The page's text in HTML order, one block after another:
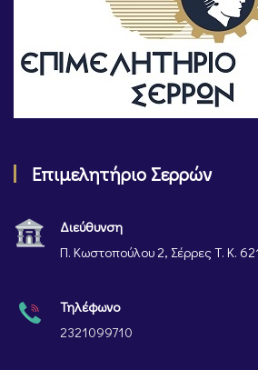
Επιμελητήριο Σερρών
Διεύθυνση
Π. Κωστοπούλου 2, Σέρρες Τ. Κ.
Τηλέφωνο
2321099710